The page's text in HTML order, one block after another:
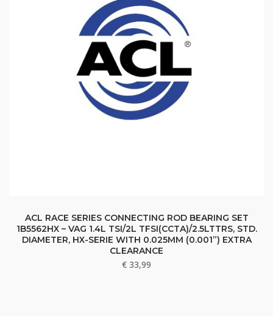
ACL RACE SERIES CONNECTING ROD BEARING SET
1B5562HX – VAG 1.4L TSI/2L TFSI(CCTA)/2.5LTTRS, STD.
DIAMETER, HX-SERIE WITH 0.025MM (0.001”) EXTRA
CLEARANCE
€ 33,99